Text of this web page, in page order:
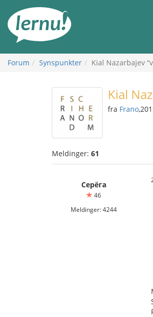
innholdet
Forum Synspunkter Kial Nazarbajev
Kial
fra Frano
Meldinger: 61
Серёга
46
Meldinger: 4244